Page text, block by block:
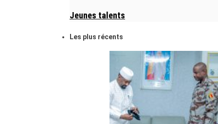
Jeunes talents
Les plus récents